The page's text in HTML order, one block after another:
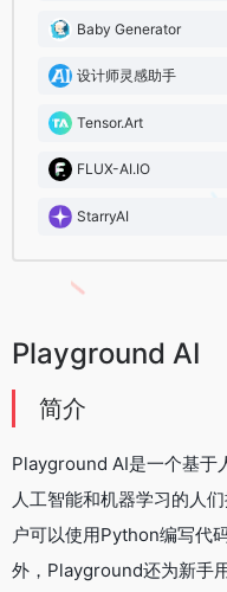
Baby Generator
设计师灵感助手
Tensor.Art
FLUX-AI.IO
StarryAI
Playground AI
简介
Playground AI是一个基于
人工智能和机器学习的人
户可以使用Python编写代
外，Playground还为新手